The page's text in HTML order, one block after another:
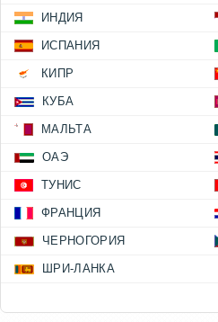
ИНДИЯ
ИСПАНИЯ
КИПР
КУБА
МАЛЬТА
ОАЭ
ТУНИС
ФРАНЦИЯ
ЧЕРНОГОРИЯ
ШРИ-ЛАНКА